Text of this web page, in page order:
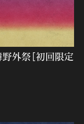
野外祭［初回限定